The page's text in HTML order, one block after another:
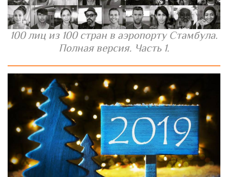
100 лиц из 100 стран в аэропорту Стамбула.
Полная версия. Часть 1.